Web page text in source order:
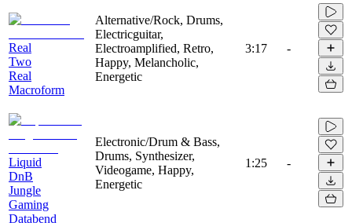
Real
Two
Real
Macroform
Alternative/Rock, Drums,
Electricguitar,
Electroamplified, Retro,
Happy, Melancholic,
Energetic
3:17 -
Liquid
DnB
Jungle
Gaming
Databend
Electronic/Drum & Bass,
Drums, Synthesizer,
Videogame, Happy,
Energetic
1:25 -